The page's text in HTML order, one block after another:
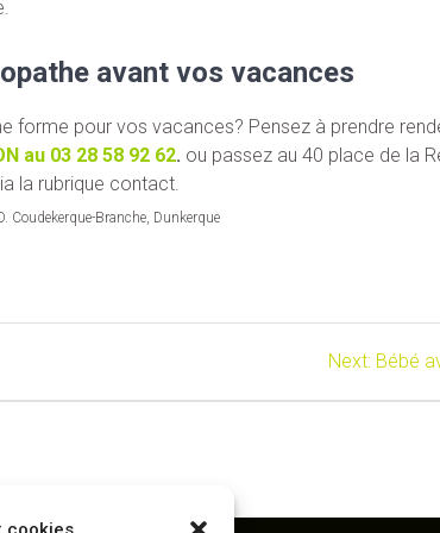
avant vos vacances
forme pour vos vacances? Pensez à prendre
au 03 28 58 92 62. ou passez au 40 place de la
la rubrique contact.
Coudekerque-Branche, Dunkerque
Next: Next
Bébé